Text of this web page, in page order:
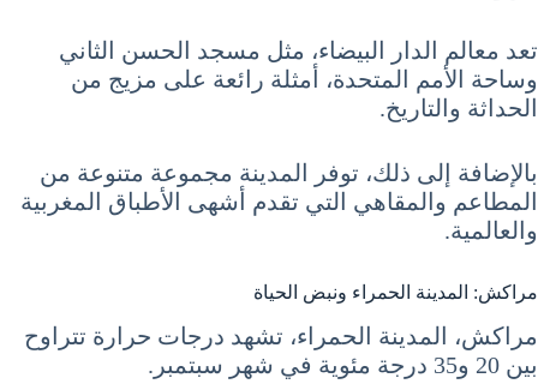
تعد معالم الدار البيضاء، مثل مسجد الحسن الثاني
وساحة الأمم المتحدة، أمثلة رائعة على مزيج من
الحداثة والتاريخ.
بالإضافة إلى ذلك، توفر المدينة مجموعة متنوعة من
المطاعم والمقاهي التي تقدم أشهى الأطباق المغربية
والعالمية.
مراكش: المدينة الحمراء ونبض الحياة
مراكش، المدينة الحمراء، تشهد درجات حرارة تتراوح
بين 20 و35 درجة مئوية في شهر سبتمبر.